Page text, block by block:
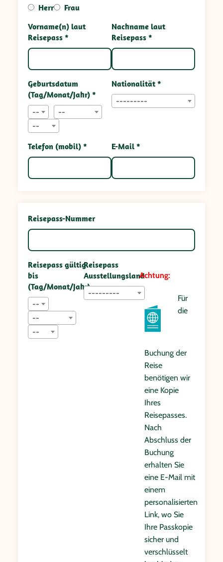
Herr
Frau
Vorname(n) laut
Reisepass *
Nachname laut
Reisepass *
Geburtsdatum
(Tag/Monat/Jahr) *
--
--
--
Nationalität *
---------
Telefon (mobil) * E-Mail *
Reisepass-Nummer
Reisepass gültig
bis
(Tag/Monat/Jahr)
--
--
--
Reisepass
Ausstellungsland
---------
Achtung:
Für
die
Buchung der
Reise
benötigen wir
eine Kopie
Ihres
Reisepasses.
Nach
Abschluss der
Buchung
erhalten Sie
eine E-Mail mit
einem
personalisierten
Link, wo Sie
Ihre Passkopie
sicher und
verschlüsselt